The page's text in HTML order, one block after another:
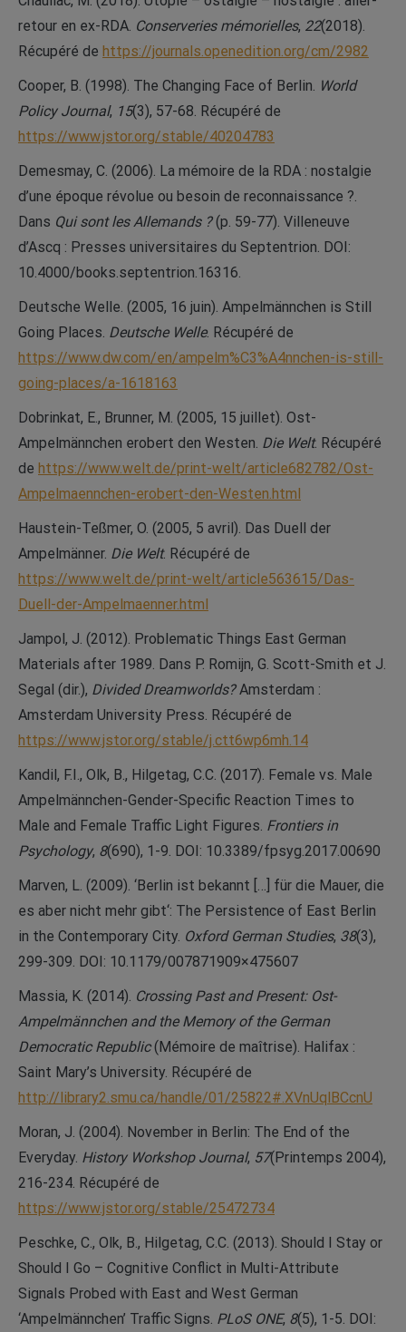
retour en ex-RDA. Conserveries mémorielles, 22(2018).
Récupéré de https://journals.openedition.org/cm/2982
Cooper, B. (1998). The Changing Face of Berlin. World
Policy Journal, 15(3), 57-68. Récupéré de
https://www.jstor.org/stable/40204783
Demesmay, C. (2006). La mémoire de la RDA : nostalgie
d’une époque révolue ou besoin de reconnaissance ?.
Dans Qui sont les Allemands ?(p. 59-77). Villeneuve
d’Ascq : Presses universitaires du Septentrion. DOI:
10.4000/books.septentrion.16316.
Deutsche Welle. (2005, 16 juin). Ampelmännchen is Still
Going Places. Deutsche Welle. Récupéré de
https://www.dw.com/en/ampelm%C3%A4nnchen-is-still-
going-places/a-1618163
Dobrinkat, E., Brunner, M. (2005, 15 juillet). Ost-
Ampelmännchen erobert den Westen. Die Welt. Récupéré
de https://www.welt.de/print-welt/article682782/Ost-
Ampelmaennchen-erobert-den-Westen.html
Haustein-Teßmer, O. (2005, 5 avril). Das Duell der
Ampelmänner. Die Welt. Récupéré de
https://www.welt.de/print-welt/article563615/Das-
Duell-der-Ampelmaenner.html
Jampol, J. (2012). Problematic Things East German
Materials after 1989. Dans P. Romijn, G. Scott-Smith et J.
Segal (dir.), Divided Dreamworlds?Amsterdam :
Amsterdam University Press. Récupéré de
https://www.jstor.org/stable/j.ctt6wp6mh.14
Kandil, F.I., Olk, B., Hilgetag, C.C. (2017). Female vs. Male
Ampelmännchen-Gender-Specific Reaction Times to
Male and Female Traffic Light Figures. Frontiers in
Psychology, 8(690), 1-9. DOI: 10.3389/fpsyg.2017.00690
Marven, L. (2009). ‘Berlin ist bekannt […] für die Mauer, die
es aber nicht mehr gibt‘: The Persistence of East Berlin
in the Contemporary City. Oxford German Studies, 38(3),
299-309. DOI: 10.1179/007871909×475607
Massia, K. (2014). Crossing Past and Present: Ost-
Ampelmännchen and the Memory of the German
Democratic Republic(Mémoire de maîtrise). Halifax :
Saint Mary’s University. Récupéré de
http://library2.smu.ca/handle/01/25822#.XVnUqlBCcnU
Moran, J. (2004). November in Berlin: The End of the
Everyday. History Workshop Journal, 57(Printemps 2004),
216-234. Récupéré de
https://www.jstor.org/stable/25472734
Peschke, C., Olk, B., Hilgetag, C.C. (2013). Should I Stay or
Should I Go – Cognitive Conflict in Multi-Attribute
Signals Probed with East and West German
‘Ampelmännchen’ Traffic Signs. PLoS ONE, 8(5), 1-5. DOI: